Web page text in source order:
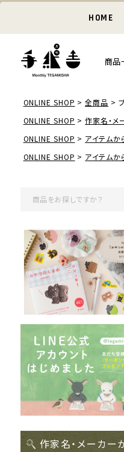
HOME
商品
ONLINE SHOP 全商品
ONLINE SHOP
作家名・メ
ONLINE SHOP
アイテムか
ONLINE SHOP
アイテムか
作家名・メーカー